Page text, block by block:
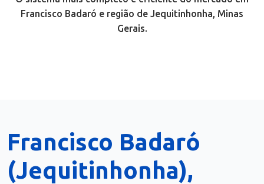
Francisco Badaró e região de Jequitinhonha, Minas
Gerais.
Francisco Badaró
(Jequitinhonha),